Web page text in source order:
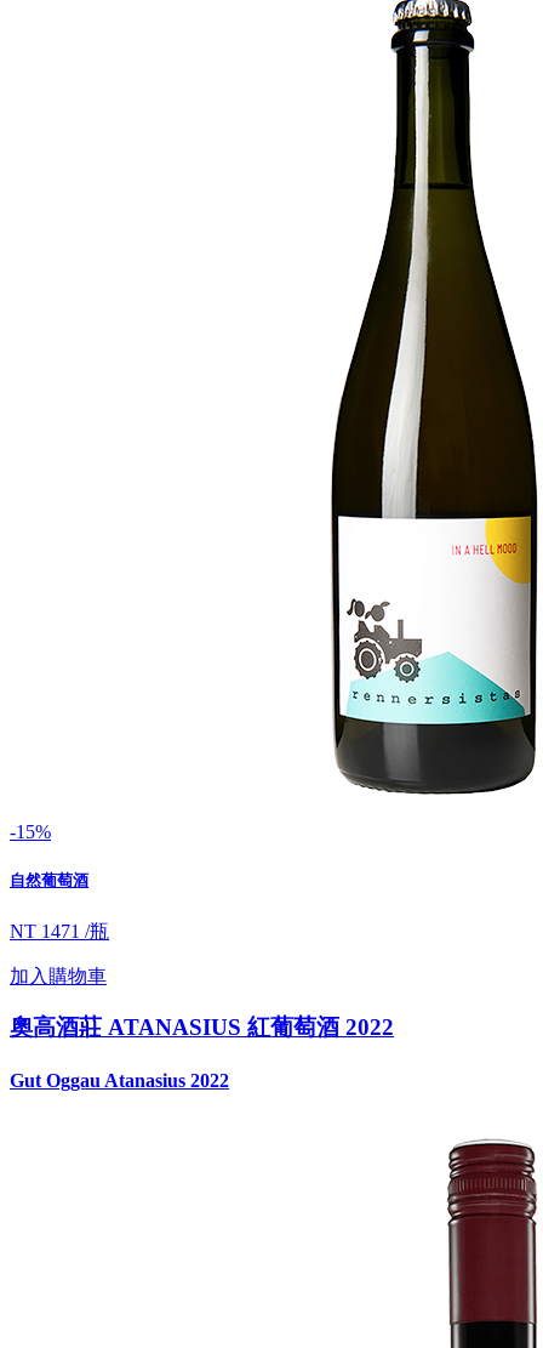
-15%
自然葡萄酒
NT 1471 /瓶
加入購物車
奧高酒莊 ATANASIUS 紅葡萄酒 2022
Gut Oggau Atanasius 2022